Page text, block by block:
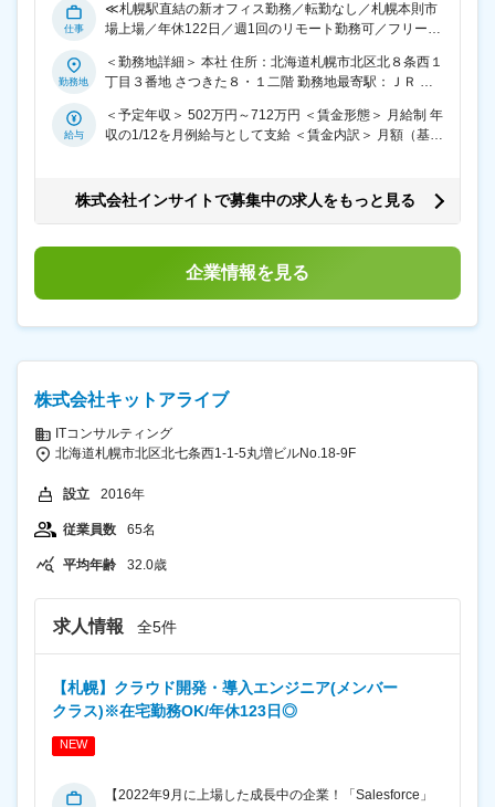
ンニング ・CRMプロモーションの戦略プランニング ・
広告プロモーションに於けるマーケットリサーチとイン
サイト整理 ・KGI/KPI設計及びターゲットペルソナ設計
■仕事の面白さ： ・北海道内でデジタルマーケティング
に強みをもつ総合広告会社においてデジタル領域を強化
することで、会社全体の利益拡大に直結できるポジショ
ンです。 ・ふるさと納税コンサル業務におけるデジタル
員6名（うち1名育休中）で構成されています。平均年齢
36歳のチームで、20代から40代まで幅広い年齢層が在
マネージャーとしての活躍を期待しています。 ■企業の
で、東京オフィスの開設や評価制度の刷新、教育研修の
指し、北海道内外でのプロジェクトに積極的に取り組ん
でいます。 変更の範囲：会社の定める業務
≪札幌駅直結の新オフィス勤務／転勤なし／札幌本則市
場上場／年休122日／週1回のリモート勤務可／フリーア
指す≫ ■募集背景： 同社は北海道での広告・デジタルマ
ーケティング領域におけるNo.1企業を目指しており、事
業拡大に伴い、デジタルビジネス部の強化を図るために
新たな人材を募集しています。特に、マネジメント経験
ルビジネス部のプレイングマネージャーとして、チーム
の売上・収益管理、広告数値の課題改善、プロモーショ
ン戦略のプランニングなどを担当します。北海道内での
デジタルマーケティング支援を通じて、会社全体の利益
拡大に貢献できるやりがいのあるポジションです。 ■職
の戦略プランニング ・広告プロモーション提案における
仕事の面白さ： ・北海道内でデジタルマーケティングに
強みをもつ総合広告会社においてデジタル領域を強化す
ることで、会社全体の利益拡大に直結できるポジション
です。 ・ふるさと納税コンサル業務におけるデジタルマ
■組織体制： デジタルビジネス部は、部長1名、社員6名
のチームで、20代から40代まで幅広い年齢層が在籍。デ
ンバーも在籍しています。将来的にはリーダーやマネー
年6月で創業50年を迎えます。挑戦を推奨する社風で、
す。また、デジタルマーケティング領域での成長を目指
し、北海道内外でのプロジェクトに積極的に取り組んで
＜勤務地詳細＞ 本社 住所：北海道札幌市北区北８条西１
丁目３番地 さつきた８・１二階 勤務地最寄駅：ＪＲ ・
の範囲：会社の定める事業所（リモートワーク含む）
＜予定年収＞ 502万円～712万円 ＜賃金形態＞ 月給制 年
収の1/12を月例給与として支給 ＜賃金内訳＞ 月額（基本
＜昇給有無＞ 有 ＜残業手当＞ 有 ＜給与補足＞ 上記年収
株式会社インサイトで募集中の求人をもっと見る
企業情報を見る
株式会社キットアライブ
ITコンサルティング
北海道札幌市北区北七条西1-1-5丸増ビルNo.18-9F
設立 2016年
従業員数 65名
平均年齢 32.0歳
求人情報 全5件
【札幌】クラウド開発・導入エンジニア(メンバー
クラス)※在宅勤務OK/年休123日◎
NEW
【2022年9月に上場した成長中の企業！「Salesforce」